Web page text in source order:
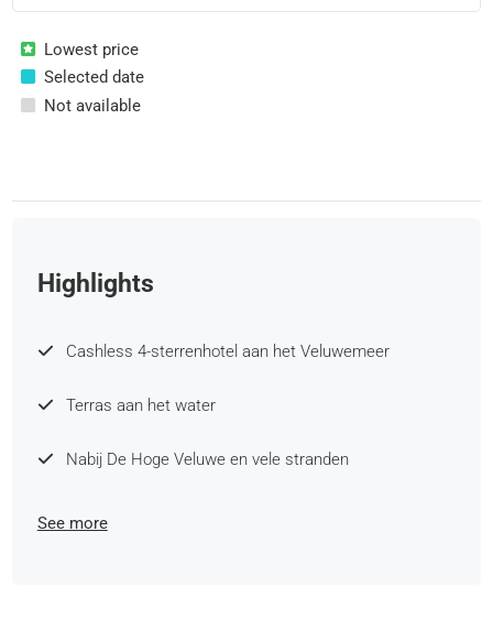
Lowest price
Selected date
Not available
Highlights
Cashless 4-sterrenhotel aan het Veluwemeer
Terras aan het water
Nabij De Hoge Veluwe en vele stranden
See more